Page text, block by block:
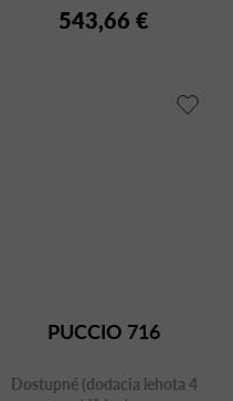
543,66 €
PUCCIO 716
Dostupné (dodacia lehota 4